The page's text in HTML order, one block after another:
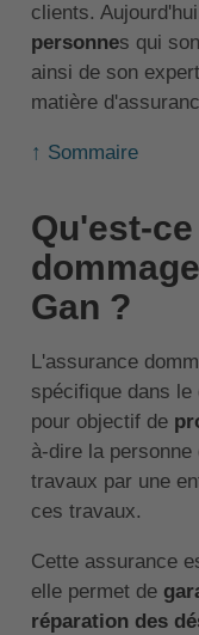
clients.
personnes qui
ainsi de son
matière
↑ Sommaire
Qu'est-
Gan ?
L'assurance
spécifique dans
pour objectif de
à-dire la
travaux par une
ces travaux.
Cette assurance
elle permet de
réparation des